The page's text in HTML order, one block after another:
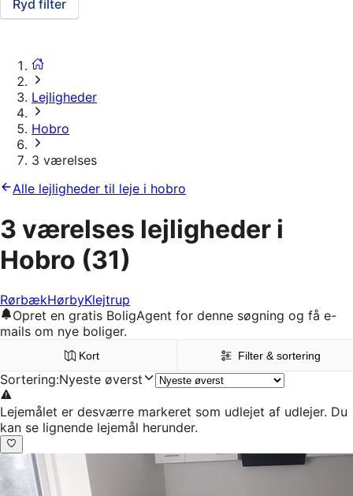
Ryd filter
Lejligheder
Hobro
3 værelses
Alle lejligheder til leje i hobro
3 værelses lejligheder i
Hobro (31)
RørbækHørbyKlejtrup
Opret en gratis BoligAgent for denne søgning og få e-
mails om nye boliger.
Kort Filter & sortering
Sortering:Nyeste øverst
Lejemålet er desværre markeret som udlejet af udlejer. Du
kan se lignende lejemål herunder.